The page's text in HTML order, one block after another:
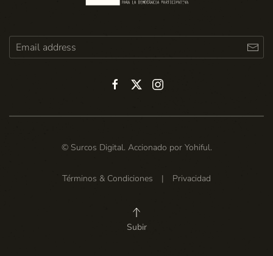
© Surcos Digital. Accionado por Yohiful.
Términos & Condiciones | Privacidad
Subir